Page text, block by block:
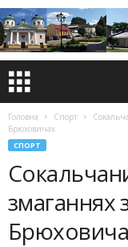
Головна Спорт
Брюховичах
СПОРТ
змаганнях